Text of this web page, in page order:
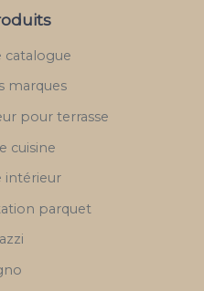
catalogue
marques
pour terrasse
cuisine
intérieur
parquet